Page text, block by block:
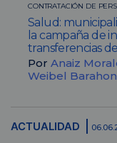
CONTRATACIÓN DE
Salud:
la campaña de
transferencias
Por Anaiz
Weibel
ACTUALIDAD